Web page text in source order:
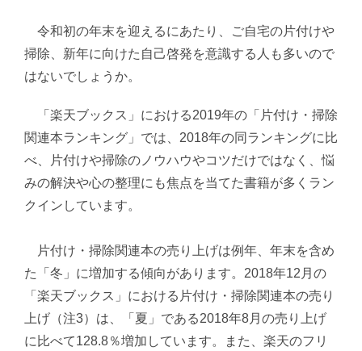
令和初の年末を迎えるにあたり、ご自宅の片付けや
掃除、新年に向けた自己啓発を意識する人も多いので
はないでしょうか。
「楽天ブックス」における2019年の「片付け・掃除
関連本ランキング」では、2018年の同ランキングに比
べ、片付けや掃除のノウハウやコツだけではなく、悩
みの解決や心の整理にも焦点を当てた書籍が多くラン
クインしています。
片付け・掃除関連本の売り上げは例年、年末を含め
た「冬」に増加する傾向があります。2018年12月の
「楽天ブックス」における片付け・掃除関連本の売り
上げ（注3）は、「夏」である2018年8月の売り上げ
に比べて128.8％増加しています。また、楽天のフリ